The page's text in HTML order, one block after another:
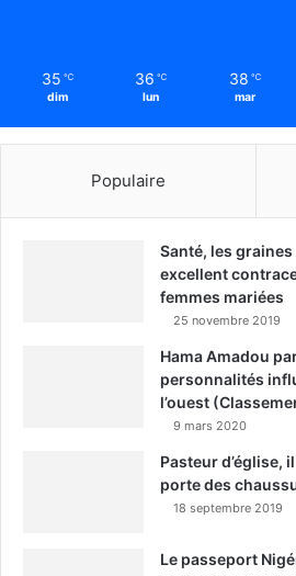
35 ℃
dim
36 ℃
lun
38 ℃
mar
Populaire
Santé, les
excellent
femmes mariées
25 novembre 2019
Hama Amadou
personnalités
l’ouest
9 mars 2020
Pasteur d’église,
porte des
18 septembre 2019
Le passeport